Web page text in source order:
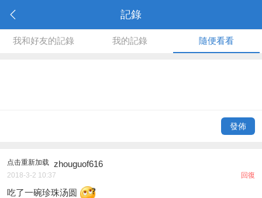
記錄
我和好友的記錄 我的記錄 隨便看看
發佈
点击重新加载 zhouguof616
2018-3-2 10:37 回復
吃了一碗珍珠汤圆